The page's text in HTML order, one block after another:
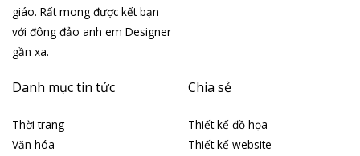
giáo. Rất mong được kết bạn
với đông đảo anh em Designer
gần xa.
Danh mục tin tức
Thời trang
Văn hóa
Chia sẻ
Thiết kế đồ họa
Thiết kế website